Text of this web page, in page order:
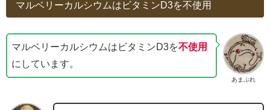
マルベリーカルシウムはビタミンD3を不使用
あまぷれ
マルベリーカルシウムはビタミンD3を不使用
にしています。